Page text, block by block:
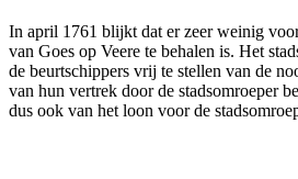
In april 1761 blijkt dat er zeer weinig
van Goes op Veere te behalen is. Het
de beurtschippers vrij te stellen van de
van hun vertrek door de stadsomroeper
dus ook van het loon voor de